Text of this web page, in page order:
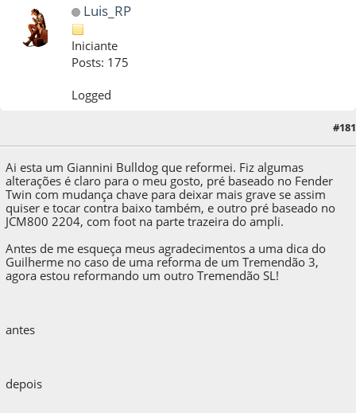
Luis_RP
Iniciante
Posts: 175
Logged
#181
Ai esta um Giannini Bulldog que reformei. Fiz algumas
alterações é claro para o meu gosto, pré baseado no Fender
Twin com mudança chave para deixar mais grave se assim
quiser e tocar contra baixo também, e outro pré baseado no
JCM800 2204, com foot na parte trazeira do ampli.
Antes de me esqueça meus agradecimentos a uma dica do
Guilherme no caso de uma reforma de um Tremendão 3,
agora estou reformando um outro Tremendão SL!
antes
depois